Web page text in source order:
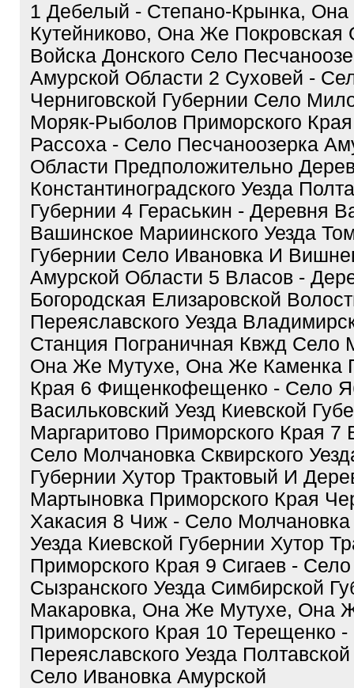
1 Дебелый - Степано-Крынка,
Кутейниково, Она Же Покровская
Войска Донского Село
Амурской Области 2 Суховей -
Черниговской Губернии Село
Моряк-Рыболов Приморского
Рассоха - Село Песчаноозерка
Области Предположительно
Константиноградского Уезда
Губернии 4 Гераськин - Деревня
Вашинское Мариинского Уезда
Губернии Село Ивановка И
Амурской Области 5 Власов -
Богородская Елизаровской
Переяславского Уезда
Станция Пограничная Квжд Село
Она Же Мутухе, Она Же Каменка
Края 6 Фищенкофещенко - Село
Васильковский Уезд Киевской
Маргаритово Приморского Края 7
Село Молчановка Сквирского
Губернии Хутор Трактовый И
Мартыновка Приморского Края
Хакасия 8 Чиж - Село Молчановка
Уезда Киевской Губернии Хутор
Приморского Края 9 Сигаев -
Сызранского Уезда Симбирской
Макаровка, Она Же Мутухе, Она
Приморского Края 10 Терещенко
Переяславского Уезда
Село Ивановка Амурской